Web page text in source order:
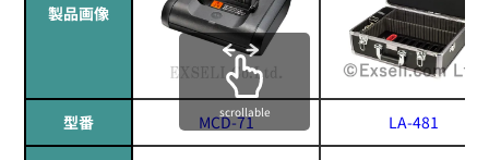
製品画像
型番 MCD-71 LA-481
scrollable